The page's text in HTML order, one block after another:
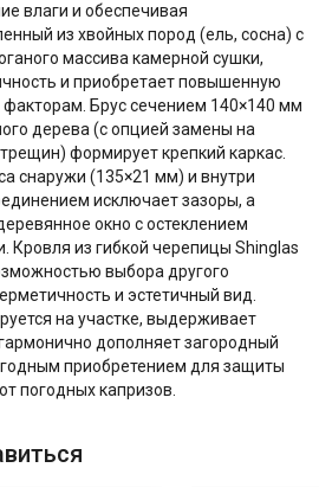
влаги и обеспечивая
из хвойных пород (ель, сосна) с
массива камерной сушки,
и приобретает повышенную
Брус сечением 140×140 мм
дерева (с опцией замены на
формирует крепкий каркас.
снаружи (135×21 мм) и внутри
исключает зазоры, а
окно с остеклением
Кровля из гибкой черепицы Shinglas
выбора другого
и эстетичный вид.
на участке, выдерживает
дополняет загородный
приобретением для защиты
погодных капризов.